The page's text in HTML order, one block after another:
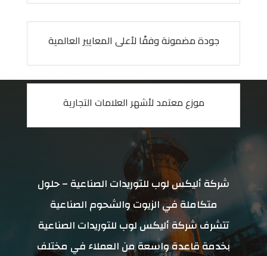
جودة مضمونة وفقًا لأعلى المعايير العالمية
موزع معتمد لأشهر العلامات التجارية
شركة أليكس لوب للتوريدات الصناعية – حلول
متكاملة في الزيوت والشحوم الصناعية
تتشرف شركة أليكس لوب للتوريدات الصناعية
بخدمة قاعدة واسعة من العملاء في مختلف